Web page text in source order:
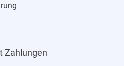
Zahlungen